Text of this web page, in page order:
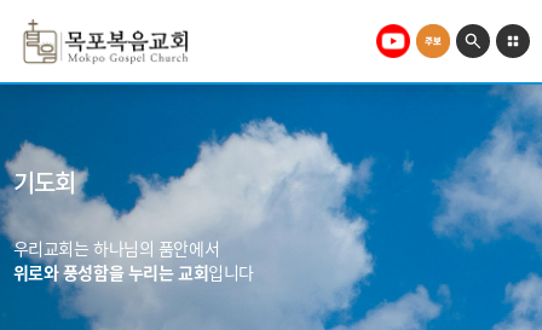
기도회
우리교회는 하나님의 품안에서
위로와 풍성함을 누리는 교회입니다